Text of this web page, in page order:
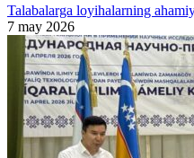
Talabalarga loyihalarning
7 may 2026